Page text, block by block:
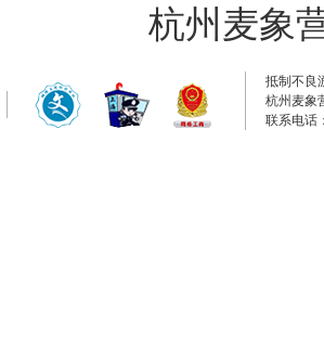
杭州麦象
抵制不良
杭州麦象
联系电话